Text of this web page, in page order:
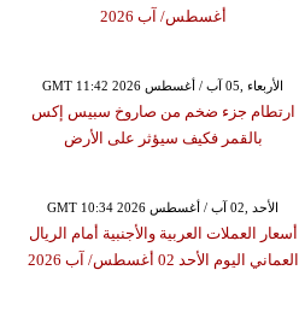
أغسطس/ آب 2026
GMT 11:42 2026 الأربعاء ,05 آب / أغسطس
ارتطام جزء ضخم من صاروخ سبيس إكس
بالقمر فكيف سيؤثر على الأرض
GMT 10:34 2026 الأحد ,02 آب / أغسطس
أسعار العملات العربية والأجنبية أمام الريال
العماني اليوم الأحد 02 أغسطس/ آب 2026